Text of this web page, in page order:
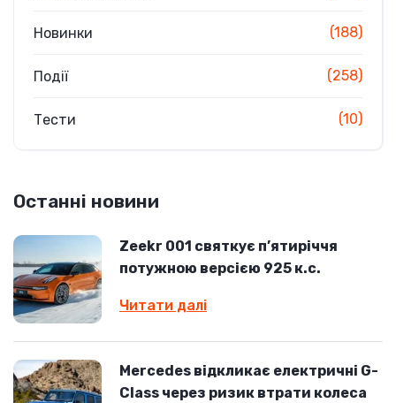
Новинки (188)
Події (258)
Тести (10)
Останні новини
Zeekr 001 святкує п’ятиріччя
потужною версією 925 к.с.
Читати далі
Mercedes відкликає електричні G-
Class через ризик втрати колеса